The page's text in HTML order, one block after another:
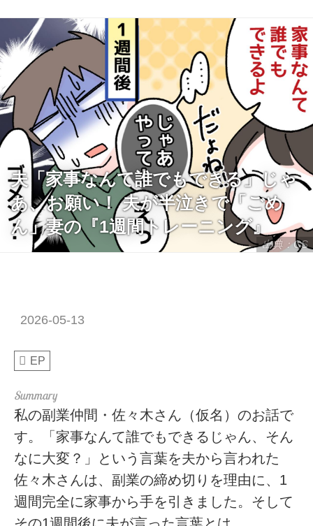
出典：CS
夫「家事なんて誰でもできる」じゃ
あ、お願い！ 夫が半泣きで「ごめ
ん」妻の『1週間トレーニング』
2026-05-13
EP
私の副業仲間・佐々木さん（仮名）のお話で
す。「家事なんて誰でもできるじゃん、そん
なに大変？」という言葉を夫から言われた
佐々木さんは、副業の締め切りを理由に、1
週間完全に家事から手を引きました。そして